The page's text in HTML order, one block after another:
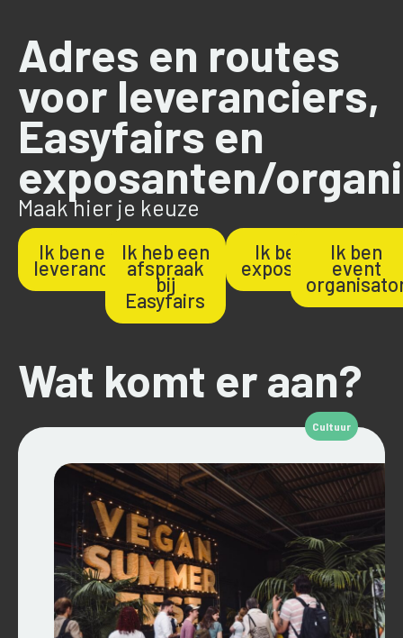
Adres en routes
voor leveranciers,
Easyfairs en
exposanten/
Maak hier je keuze
Ik ben een
leverancier
Ik heb een
afspraak
bij
Easyfairs
Ik ben
exposant
Ik ben
event
Wat komt er aan?
Cultuur